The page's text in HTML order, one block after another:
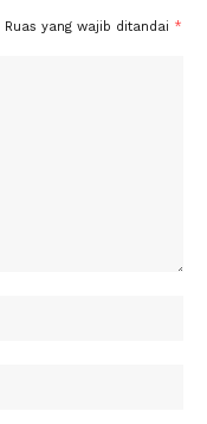
Ruas yang wajib ditandai *